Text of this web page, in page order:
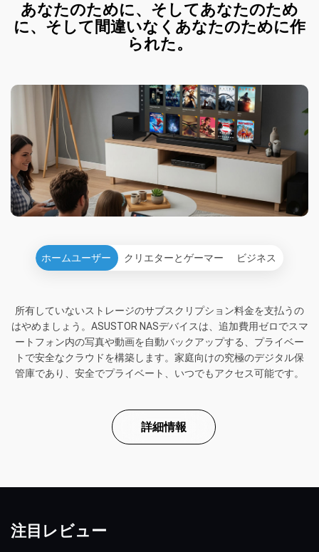
あなたのために、そしてあなたのため
に、そして間違いなくあなたのために作
られた。
ホームユーザー クリエターとゲーマー ビジネス
所有していないストレージのサブスクリプション料金を支払うの
はやめましょう。ASUSTOR NASデバイスは、追加費用ゼロでスマ
ートフォン内の写真や動画を自動バックアップする、プライベー
トで安全なクラウドを構築します。家庭向けの究極のデジタル保
管庫であり、安全でプライベート、いつでもアクセス可能です。
詳細情報
注目レビュー